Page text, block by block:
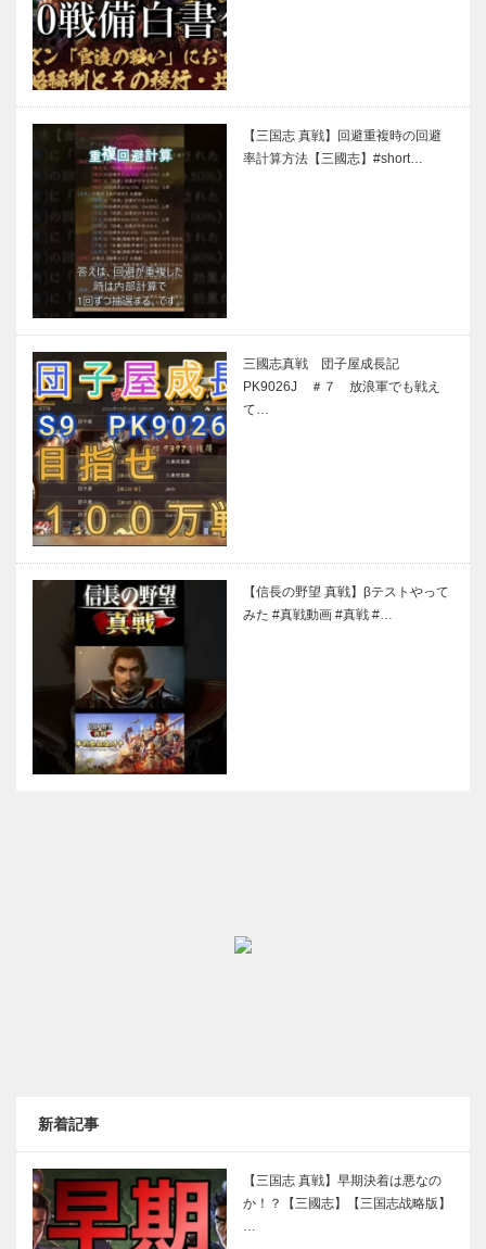
【三国志 真戦】回避重複時の回避
率計算方法【三國志】#short…
三國志真戦 団子屋成長記
PK9026J ＃７ 放浪軍でも戦え
て…
【信長の野望 真戦】βテストやって
みた #真戦動画 #真戦 #…
新着記事
【三国志 真戦】早期決着は悪なの
か！？【三國志】【三国志战略版】
…